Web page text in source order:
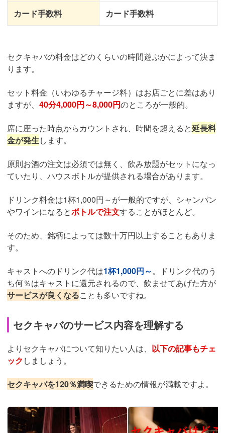
カード手数料 カード手数料
セクキャバの料金はどのくらいの時間遊ぶかによって決ま
ります。
セット料金（いわゆるチャージ料）はお店ごとに差はあり
ますが、 40分4,000円～8,000円のところが一般的。
席に座った時点からカウントされ、時間を超えると延長料
金が発生します。
原則お酒の注文は必須では無く、飲み放題がセットになっ
ていたり、ハウスボトルが提供される場合があります。
ドリンク料金は1杯1,000円～が一般的ですが、シャンパン
やワインになるとボトルで注文することがほとんど。
そのため、銘柄によっては数十万円以上することもありま
す。
キャストへのドリンク代は1杯1,000円～。ドリンク代のう
ち何％はキャストに還元されるので、飲ませてあげた方が
サービスが良くなることも多いですね。
セクキャバのサービス内容を理解する
よりセクキャバについて知りたい人は、 以下の記事もチェ
ック しましょう。
セクキャバを120％満喫できるための情報が満載ですよ。